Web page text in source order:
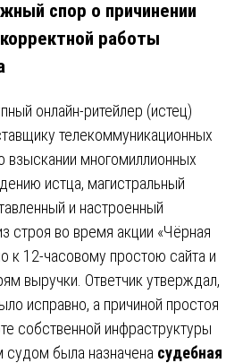
спор о причинении
работы
онлайн-ритейлер (истец)
телекоммуникационных
взыскании многомиллионных
истца, магистральный
и настроенный
строя во время акции «Чёрная
к 12-часовому простою сайта и
выручки. Ответчик утверждал,
исправно, а причиной простоя
собственной инфраструктуры
была назначена судебная